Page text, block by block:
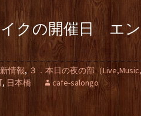
クの開催日 エ
情報,３．本日の夜の部（Live,Music,
, 日本橋 cafe-salongo